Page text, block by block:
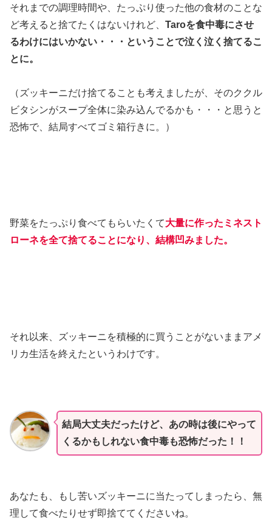
それまでの調理時間や、たっぷり使った他の食材のことな
ど考えると捨てたくはないけれど、 Taroを食中毒にさせ
るわけにはいかない・・・ということで泣く泣く捨てるこ
とに。
（ズッキーニだけ捨てることも考えましたが、そのククル
ビタシンがスープ全体に染み込んでるかも・・・と思うと
恐怖で、結局すべてゴミ箱行きに。）
野菜をたっぷり食べてもらいたくて大量に作ったミネスト
ローネを全て捨てることになり、結構凹みました。
それ以来、ズッキーニを積極的に買うことがないままアメ
リカ生活を終えたというわけです。
結局大丈夫だったけど、あの時は後にやって
くるかもしれない食中毒も恐怖だった！！
あなたも、もし苦いズッキーニに当たってしまったら、無
理して食べたりせず即捨ててくださいね。